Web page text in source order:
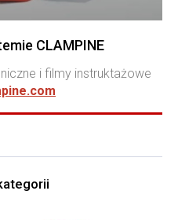
CLAMPINE
i filmy instruktażowe